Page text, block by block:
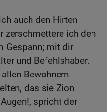
auch den Hirten
zerschmettere ich den
Gespann; mit dir
und Befehlshaber.
Bewohnern
das sie Zion
spricht der